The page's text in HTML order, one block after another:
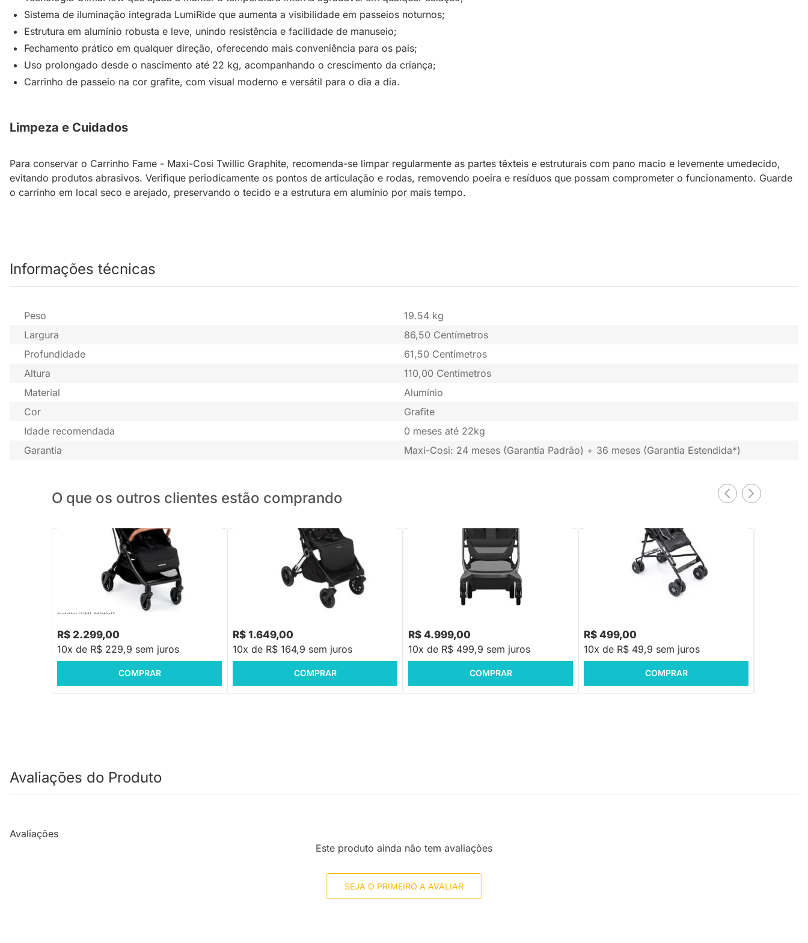
Sistema de iluminação integrada LumiRide que aumenta a visibilidade em passeios noturnos;
Estrutura em alumínio robusta e leve, unindo resistência e facilidade de manuseio;
Fechamento prático em qualquer direção, oferecendo mais conveniência para os pais;
Uso prolongado desde o nascimento até 22 kg, acompanhando o crescimento da criança;
Carrinho de passeio na cor grafite, com visual moderno e versátil para o dia a dia.
Limpeza e Cuidados
Para conservar o Carrinho Fame - Maxi-Cosi Twillic Graphite, recomenda-se limpar regularmente as partes têxteis e estruturais com pano macio e levemente umedecido,
evitando produtos abrasivos. Verifique periodicamente os pontos de articulação e rodas, removendo poeira e resíduos que possam comprometer o funcionamento. Guarde
o carrinho em local seco e arejado, preservando o tecido e a estrutura em alumínio por mais tempo.
Informações técnicas
Peso
19.54 kg
Largura
86,50 Centímetros
Profundidade
61,50 Centímetros
Altura
110,00 Centímetros
Material
Alumínio
Cor
Grafite
Idade recomendada
0 meses até 22kg
Garantia
Maxi-Cosi: 24 meses (Garantia Padrão) + 36 meses (Garantia Estendida*)
O que os outros clientes estão comprando
FRETE GRÁTIS SUL E SUDESTE
PRONTA ENTREGA
Carrinho Eva³ Maxi-Cosi 3 Posições (0 a
22kg) + Mosqueteiro + Quebra-Sol -
Essential Black
R$ 2.299,00
10x de R$ 229,9 sem juros
COMPRAR
PRONTA ENTREGA
Carrinho Nivola Preto Lunar - 0 meses a
R$ 1.649,00
10x de R$ 164,9 sem juros
COMPRAR
PRONTA ENTREGA
Carrinho Fame Cabin Maxi Cosi - Onyx
R$ 4.999,00
10x de R$ 499,9 sem juros
COMPRAR
PRONTA ENTREGA
Carrinho de Passeio Ciao (06 meses a
R$ 499,00
10x de R$ 49,9 sem juros
COMPRAR
Avaliações do Produto
Avaliações
Este produto ainda não tem avaliações
SEJA O PRIMEIRO A AVALIAR